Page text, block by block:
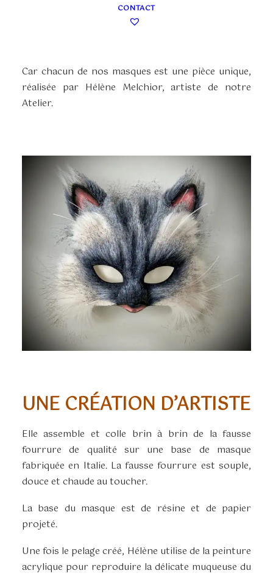
CONTACT
Pour les amateurs de costumes et les passionnés
de bal masqués, ils sont un élément sophistiqué et
Car chacun de nos masques est une pièce unique,
réalisée par Hélène Melchior, artiste de notre
Atelier.
UNE CRÉATION D’ARTISTE
Elle assemble et colle brin à brin de la fausse
fourrure de qualité sur une base de masque
fabriquée en Italie. La fausse fourrure est souple,
douce et chaude au toucher.
La base du masque est de résine et de papier
projeté.
Une fois le pelage créé, Hélène utilise de la peinture
acrylique pour reproduire la délicate muqueuse du